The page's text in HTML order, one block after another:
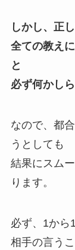
しかし、正
全ての教え
と
必ず何かし
なので、都
うとしても
結果にスム
ります。
必ず、1から
相手の言う